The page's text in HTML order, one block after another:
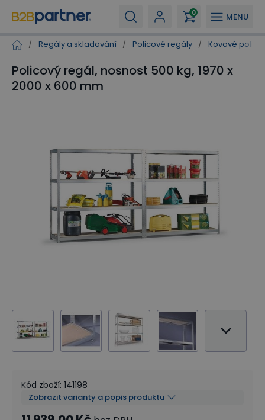
MENU
0
/ Regály a skladování / Policové regály / Kovové
Policový regál, nosnost 500 kg, 1970 x
2000 x 600 mm
Kód zboží: 141198
Zobrazit varianty a popis produktu